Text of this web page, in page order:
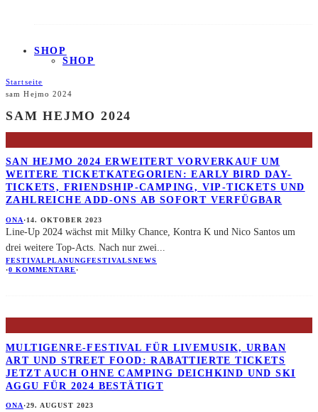
SHOP
SHOP
Startseite
sam Hejmo 2024
SAM HEJMO 2024
SAN HEJMO 2024 ERWEITERT VORVERKAUF UM
WEITERE TICKETKATEGORIEN: EARLY BIRD DAY-
TICKETS, FRIENDSHIP-CAMPING, VIP-TICKETS UND
ZAHLREICHE ADD-ONS AB SOFORT VERFÜGBAR
ONA·14. OKTOBER 2023
Line-Up 2024 wächst mit Milky Chance, Kontra K und Nico Santos um
drei weitere Top-Acts. Nach nur zwei
FESTIVALPLANUNGFESTIVALSNEWS
·0 KOMMENTARE·
MULTIGENRE-FESTIVAL FÜR LIVEMUSIK, URBAN
ART UND STREET FOOD: RABATTIERTE TICKETS
JETZT AUCH OHNE CAMPING DEICHKIND UND SKI
AGGU FÜR 2024 BESTÄTIGT
ONA·29. AUGUST 2023